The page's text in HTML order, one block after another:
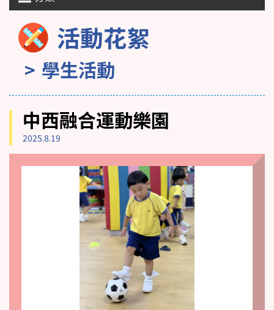
活動花絮
學生活動
中西融合運動樂園
2025.8.19